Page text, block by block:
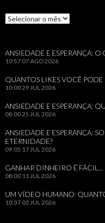
Arquivos
ANSIEDADE E ESPERANÇA:
10:57 07 AGO 2026
QUANTOS LIKES VOCÊ
10:0029 JUL 2026
ANSIEDADE E ESPERANÇA:
08:0025 JUL 2026
ANSIEDADE E ESPERANÇA:
ETERNIDADE?
09:05 17 JUL 2026
GANHAR DINHEIRO É FÁCIL…
08:00 11 JUL 2026
UM VÍDEO HUMANO:
10:37 03 JUL 2026